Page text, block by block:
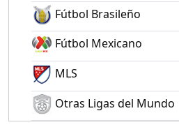
Fútbol Brasileño
Fútbol Mexicano
MLS
Otras Ligas del Mundo